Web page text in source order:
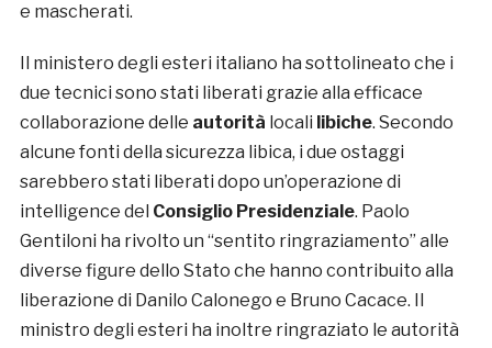
e mascherati.
Il ministero degli esteri italiano ha sottolineato che i
due tecnici sono stati liberati grazie alla efficace
collaborazione delle autorità locali libiche. Secondo
alcune fonti della sicurezza libica, i due ostaggi
sarebbero stati liberati dopo un’operazione di
intelligence del Consiglio Presidenziale. Paolo
Gentiloni ha rivolto un “sentito ringraziamento” alle
diverse figure dello Stato che hanno contribuito alla
liberazione di Danilo Calonego e Bruno Cacace. Il
ministro degli esteri ha inoltre ringraziato le autorità